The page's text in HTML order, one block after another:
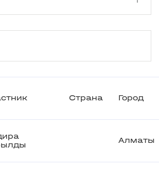
Страна Город
Алматы